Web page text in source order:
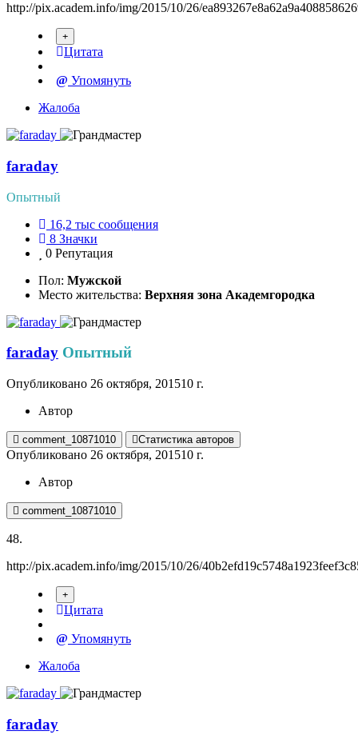
http://pix.academ.info/img/2015/10/26/
Цитата
Упомянуть
Жалоба
faraday
Опытный
16,2 тыс сообщения
8 Значки
0 Репутация
Пол: Мужской
Место жительства: Верхняя зона Академгородка
faraday Опытный
Опубликовано 26 октября, 201510 г.
Автор
comment_10871010 Статистика авторов
Опубликовано 26 октября, 201510 г.
Автор
comment_10871010
48.
http://pix.academ.info/img/2015/10/26/
Цитата
Упомянуть
Жалоба
faraday